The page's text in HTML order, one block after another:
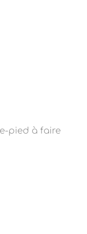
pied à faire